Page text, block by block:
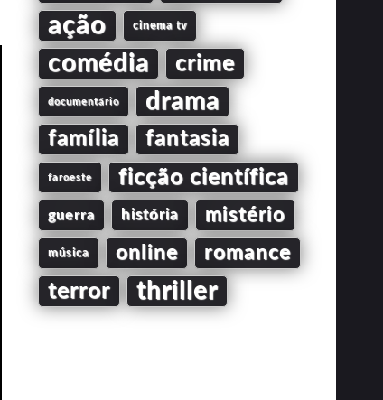
ação cinema tv
comédia crime
documentário drama
família fantasia
faroeste ficção científica
guerra história mistério
música online romance
terror thriller